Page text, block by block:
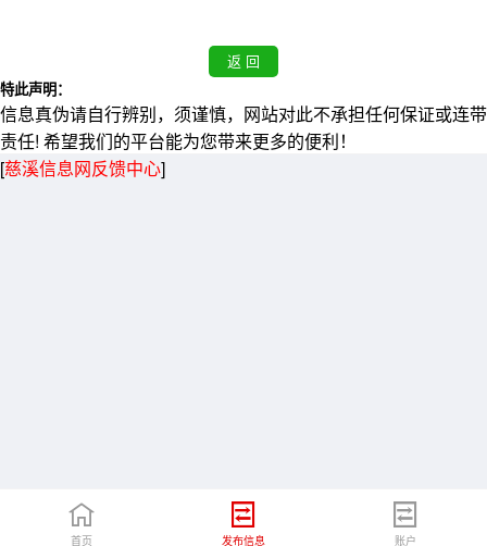
特此声明：
信息真伪请自行辨别，须谨慎，网站对此不承担任何保证或连带
责任! 希望我们的平台能为您带来更多的便利！
[慈溪信息网反馈中心]
首页 发布信息 账户